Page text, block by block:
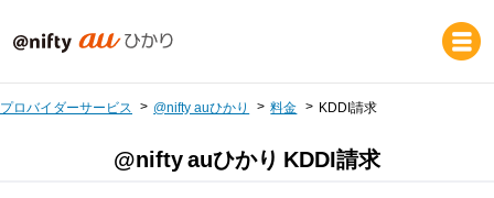
プロバイダーサービス @nifty auひかり 料金 KDDI請求
@nifty auひかり KDDI請求